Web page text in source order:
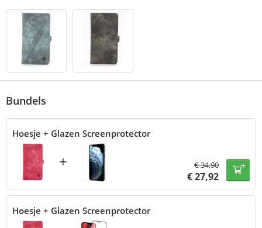
Bundels
Hoesje + Glazen Screenprotector
+ €34,90
€27,92
Hoesje + Glazen Screenprotector